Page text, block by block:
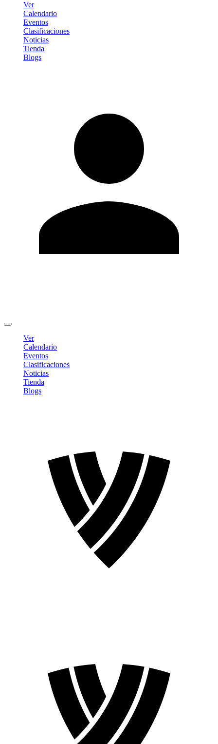
Ver
Calendario
Eventos
Clasificaciones
Noticias
Tienda
Blogs
Ver
Calendario
Eventos
Clasificaciones
Noticias
Tienda
Blogs